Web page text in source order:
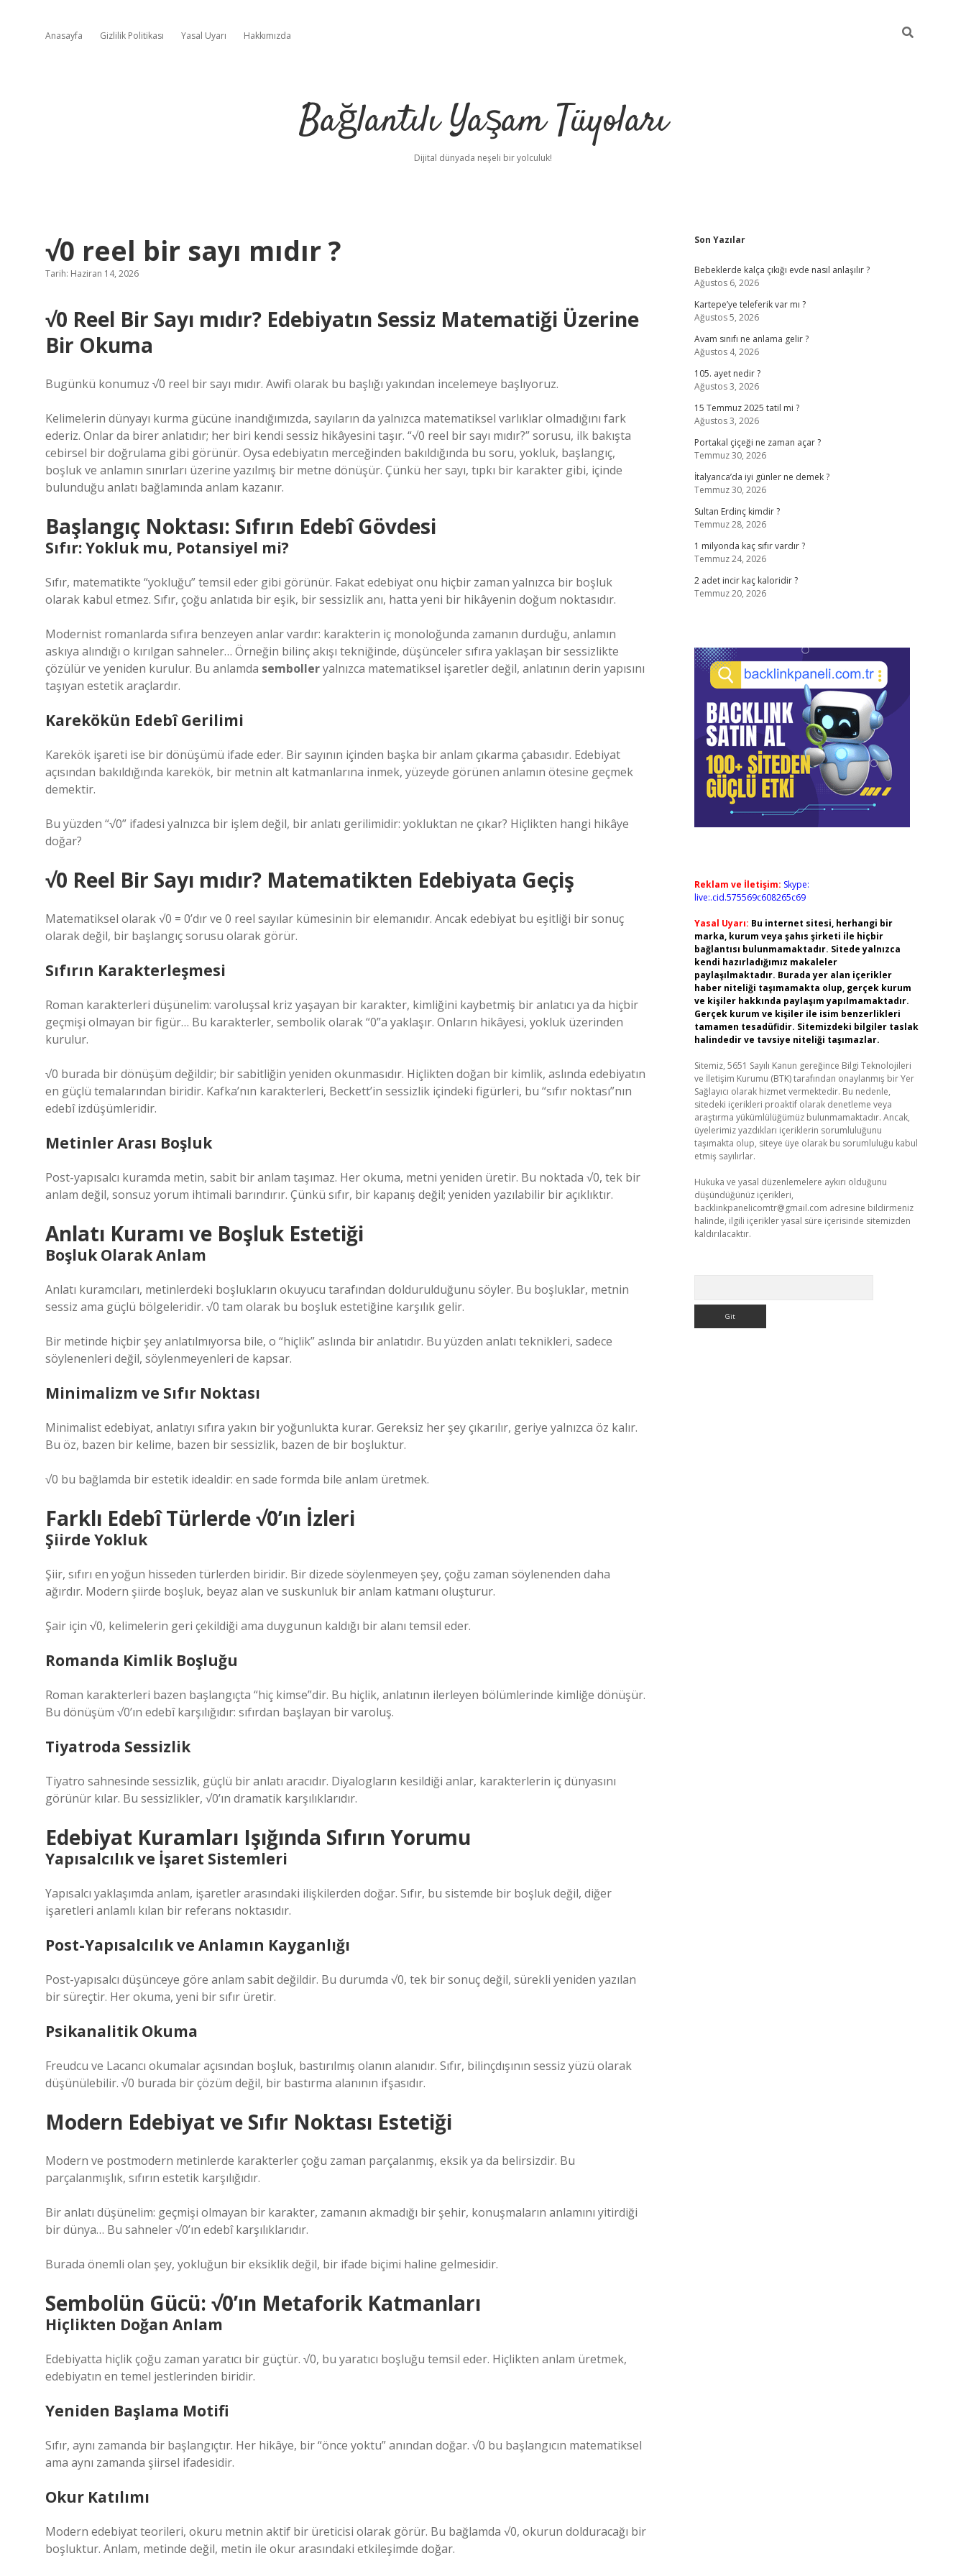
Anasayfa Gizlilik Politikası Yasal Uyarı Hakkımızda
Bağlantılı Yaşam Tüyoları
Dijital dünyada neşeli bir yolculuk!
√0 reel bir sayı mıdır ?
Tarih: Haziran 14, 2026
√0 Reel Bir Sayı mıdır? Edebiyatın Sessiz Matematiği Üzerine
Bir Okuma
Bugünkü konumuz √0 reel bir sayı mıdır. Awifi olarak bu başlığı yakından incelemeye başlıyoruz.
Kelimelerin dünyayı kurma gücüne inandığımızda, sayıların da yalnızca matematiksel varlıklar olmadığını fark
ederiz. Onlar da birer anlatıdır; her biri kendi sessiz hikâyesini taşır. “√0 reel bir sayı mıdır?” sorusu, ilk bakışta
cebirsel bir doğrulama gibi görünür. Oysa edebiyatın merceğinden bakıldığında bu soru, yokluk, başlangıç,
boşluk ve anlamın sınırları üzerine yazılmış bir metne dönüşür. Çünkü her sayı, tıpkı bir karakter gibi, içinde
bulunduğu anlatı bağlamında anlam kazanır.
Başlangıç Noktası: Sıfırın Edebî Gövdesi
Sıfır: Yokluk mu, Potansiyel mi?
Sıfır, matematikte “yokluğu” temsil eder gibi görünür. Fakat edebiyat onu hiçbir zaman yalnızca bir boşluk
olarak kabul etmez. Sıfır, çoğu anlatıda bir eşik, bir sessizlik anı, hatta yeni bir hikâyenin doğum noktasıdır.
Modernist romanlarda sıfıra benzeyen anlar vardır: karakterin iç monoloğunda zamanın durduğu, anlamın
askıya alındığı o kırılgan sahneler… Örneğin bilinç akışı tekniğinde, düşünceler sıfıra yaklaşan bir sessizlikte
çözülür ve yeniden kurulur. Bu anlamda sembolleryalnızca matematiksel işaretler değil, anlatının derin yapısını
taşıyan estetik araçlardır.
Karekökün Edebî Gerilimi
Karekök işareti ise bir dönüşümü ifade eder. Bir sayının içinden başka bir anlam çıkarma çabasıdır. Edebiyat
açısından bakıldığında karekök, bir metnin alt katmanlarına inmek, yüzeyde görünen anlamın ötesine geçmek
demektir.
Bu yüzden “√0” ifadesi yalnızca bir işlem değil, bir anlatı gerilimidir: yokluktan ne çıkar? Hiçlikten hangi hikâye
doğar?
√0 Reel Bir Sayı mıdır? Matematikten Edebiyata Geçiş
Matematiksel olarak √0 = 0’dır ve 0 reel sayılar kümesinin bir elemanıdır. Ancak edebiyat bu eşitliği bir sonuç
olarak değil, bir başlangıç sorusu olarak görür.
Sıfırın Karakterleşmesi
Roman karakterleri düşünelim: varoluşsal kriz yaşayan bir karakter, kimliğini kaybetmiş bir anlatıcı ya da hiçbir
geçmişi olmayan bir figür… Bu karakterler, sembolik olarak “0”a yaklaşır. Onların hikâyesi, yokluk üzerinden
kurulur.
√0 burada bir dönüşüm değildir; bir sabitliğin yeniden okunmasıdır. Hiçlikten doğan bir kimlik, aslında edebiyatın
en güçlü temalarından biridir. Kafka’nın karakterleri, Beckett’in sessizlik içindeki figürleri, bu “sıfır noktası”nın
edebî izdüşümleridir.
Metinler Arası Boşluk
Post-yapısalcı kuramda metin, sabit bir anlam taşımaz. Her okuma, metni yeniden üretir. Bu noktada √0, tek bir
anlam değil, sonsuz yorum ihtimali barındırır. Çünkü sıfır, bir kapanış değil; yeniden yazılabilir bir açıklıktır.
Anlatı Kuramı ve Boşluk Estetiği
Boşluk Olarak Anlam
Anlatı kuramcıları, metinlerdeki boşlukların okuyucu tarafından doldurulduğunu söyler. Bu boşluklar, metnin
sessiz ama güçlü bölgeleridir. √0 tam olarak bu boşluk estetiğine karşılık gelir.
Bir metinde hiçbir şey anlatılmıyorsa bile, o “hiçlik” aslında bir anlatıdır. Bu yüzden anlatı teknikleri, sadece
söylenenleri değil, söylenmeyenleri de kapsar.
Minimalizm ve Sıfır Noktası
Minimalist edebiyat, anlatıyı sıfıra yakın bir yoğunlukta kurar. Gereksiz her şey çıkarılır, geriye yalnızca öz kalır.
Bu öz, bazen bir kelime, bazen bir sessizlik, bazen de bir boşluktur.
√0 bu bağlamda bir estetik idealdir: en sade formda bile anlam üretmek.
Farklı Edebî Türlerde √0’ın İzleri
Şiirde Yokluk
Şiir, sıfırı en yoğun hisseden türlerden biridir. Bir dizede söylenmeyen şey, çoğu zaman söylenenden daha
ağırdır. Modern şiirde boşluk, beyaz alan ve suskunluk bir anlam katmanı oluşturur.
Şair için √0, kelimelerin geri çekildiği ama duygunun kaldığı bir alanı temsil eder.
Romanda Kimlik Boşluğu
Roman karakterleri bazen başlangıçta “hiç kimse”dir. Bu hiçlik, anlatının ilerleyen bölümlerinde kimliğe dönüşür.
Bu dönüşüm √0’ın edebî karşılığıdır: sıfırdan başlayan bir varoluş.
Tiyatroda Sessizlik
Tiyatro sahnesinde sessizlik, güçlü bir anlatı aracıdır. Diyalogların kesildiği anlar, karakterlerin iç dünyasını
görünür kılar. Bu sessizlikler, √0’ın dramatik karşılıklarıdır.
Edebiyat Kuramları Işığında Sıfırın Yorumu
Yapısalcılık ve İşaret Sistemleri
Yapısalcı yaklaşımda anlam, işaretler arasındaki ilişkilerden doğar. Sıfır, bu sistemde bir boşluk değil, diğer
işaretleri anlamlı kılan bir referans noktasıdır.
Post-Yapısalcılık ve Anlamın Kayganlığı
Post-yapısalcı düşünceye göre anlam sabit değildir. Bu durumda √0, tek bir sonuç değil, sürekli yeniden yazılan
bir süreçtir. Her okuma, yeni bir sıfır üretir.
Psikanalitik Okuma
Freudcu ve Lacancı okumalar açısından boşluk, bastırılmış olanın alanıdır. Sıfır, bilinçdışının sessiz yüzü olarak
düşünülebilir. √0 burada bir çözüm değil, bir bastırma alanının ifşasıdır.
Modern Edebiyat ve Sıfır Noktası Estetiği
Modern ve postmodern metinlerde karakterler çoğu zaman parçalanmış, eksik ya da belirsizdir. Bu
parçalanmışlık, sıfırın estetik karşılığıdır.
Bir anlatı düşünelim: geçmişi olmayan bir karakter, zamanın akmadığı bir şehir, konuşmaların anlamını yitirdiği
bir dünya… Bu sahneler √0’ın edebî karşılıklarıdır.
Burada önemli olan şey, yokluğun bir eksiklik değil, bir ifade biçimi haline gelmesidir.
Sembolün Gücü: √0’ın Metaforik Katmanları
Hiçlikten Doğan Anlam
Edebiyatta hiçlik çoğu zaman yaratıcı bir güçtür. √0, bu yaratıcı boşluğu temsil eder. Hiçlikten anlam üretmek,
edebiyatın en temel jestlerinden biridir.
Yeniden Başlama Motifi
Sıfır, aynı zamanda bir başlangıçtır. Her hikâye, bir “önce yoktu” anından doğar. √0 bu başlangıcın matematiksel
ama aynı zamanda şiirsel ifadesidir.
Okur Katılımı
Modern edebiyat teorileri, okuru metnin aktif bir üreticisi olarak görür. Bu bağlamda √0, okurun dolduracağı bir
boşluktur. Anlam, metinde değil, metin ile okur arasındaki etkileşimde doğar.
Sidebar
Son Yazılar
Bebeklerde kalça çıkığı evde nasıl anlaşılır ?
Ağustos 6, 2026
Kartepe’ye teleferik var mı ?
Ağustos 5, 2026
Avam sınıfı ne anlama gelir ?
Ağustos 4, 2026
105. ayet nedir ?
Ağustos 3, 2026
15 Temmuz 2025 tatil mi ?
Ağustos 3, 2026
Portakal çiçeği ne zaman açar ?
Temmuz 30, 2026
İtalyanca’da iyi günler ne demek ?
Temmuz 30, 2026
Sultan Erdinç kimdir ?
Temmuz 28, 2026
1 milyonda kaç sıfır vardır ?
Temmuz 24, 2026
2 adet incir kaç kaloridir ?
Temmuz 20, 2026
Reklam ve İletişim: Skype:
live:.cid.575569c608265c69
Yasal Uyarı: Bu internet sitesi, herhangi bir
marka, kurum veya şahıs şirketi ile hiçbir
bağlantısı bulunmamaktadır. Sitede yalnızca
kendi hazırladığımız makaleler
paylaşılmaktadır. Burada yer alan içerikler
haber niteliği taşımamakta olup, gerçek kurum
ve kişiler hakkında paylaşım yapılmamaktadır.
Gerçek kurum ve kişiler ile isim benzerlikleri
tamamen tesadüfidir. Sitemizdeki bilgiler taslak
halindedir ve tavsiye niteliği taşımazlar.
Sitemiz, 5651 Sayılı Kanun gereğince Bilgi Teknolojileri
ve İletişim Kurumu (BTK) tarafından onaylanmış bir Yer
Sağlayıcı olarak hizmet vermektedir. Bu nedenle,
sitedeki içerikleri proaktif olarak denetleme veya
araştırma yükümlülüğümüz bulunmamaktadır. Ancak,
üyelerimiz yazdıkları içeriklerin sorumluluğunu
taşımakta olup, siteye üye olarak bu sorumluluğu kabul
etmiş sayılırlar.
Hukuka ve yasal düzenlemelere aykırı olduğunu
düşündüğünüz içerikleri,
backlinkpanelicomtr@gmail.com adresine bildirmeniz
halinde, ilgili içerikler yasal süre içerisinde sitemizden
kaldırılacaktır.